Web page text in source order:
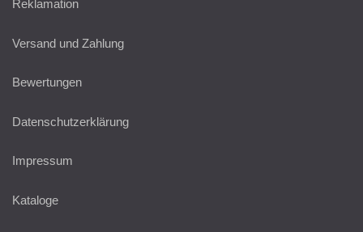
Reklamation
Versand und Zahlung
Bewertungen
Datenschutzerklärung
Impressum
Kataloge